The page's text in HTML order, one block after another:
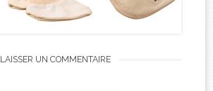
LAISSER UN COMMENTAIRE